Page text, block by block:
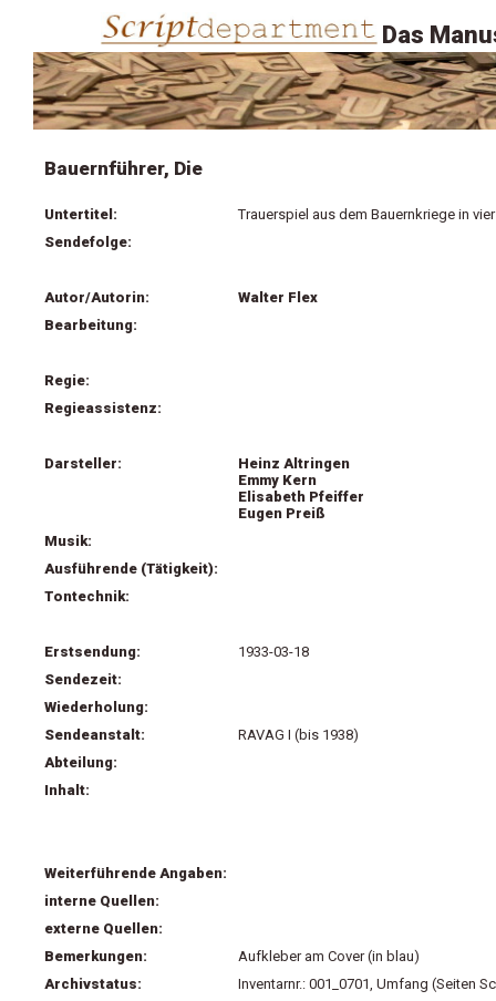
Das
Bauernführer, Die
Untertitel:
Trauerspiel aus dem Bauernkriege in
Sendefolge:
Autor/Autorin:
Walter Flex
Bearbeitung:
Regie:
Regieassistenz:
Darsteller:
Heinz Altringen
Emmy Kern
Elisabeth Pfeiffer
Eugen Preiß
Musik:
Ausführende (Tätigkeit):
Tontechnik:
Erstsendung:
1933-03-18
Sendezeit:
Wiederholung:
Sendeanstalt:
RAVAG I (bis 1938)
Abteilung:
Inhalt:
Weiterführende Angaben:
interne Quellen:
externe Quellen:
Bemerkungen:
Aufkleber am Cover (in blau)
Archivstatus:
Inventarnr.: 001_0701, Umfang (Seiten